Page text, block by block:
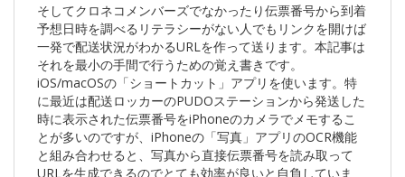
そしてクロネコメンバーズでなかったり伝票番号から到着
予想日時を調べるリテラシーがない人でもリンクを開けば
一発で配送状況がわかるURLを作って送ります。本記事は
それを最小の手間で行うための覚え書きです。
iOS/macOSの「ショートカット」アプリを使います。特
に最近は配送ロッカーのPUDOステーションから発送した
時に表示された伝票番号をiPhoneのカメラでメモするこ
とが多いのですが、iPhoneの「写真」アプリのOCR機能
と組み合わせると、写真から直接伝票番号を読み取って
URLを生成できるのでとても効率が良いと自負していま